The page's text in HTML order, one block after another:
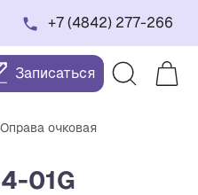
+7 (4842) 277-266
Записаться
Оправа очковая
01G